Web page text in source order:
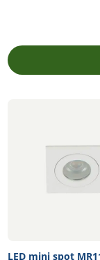
LED mini spot